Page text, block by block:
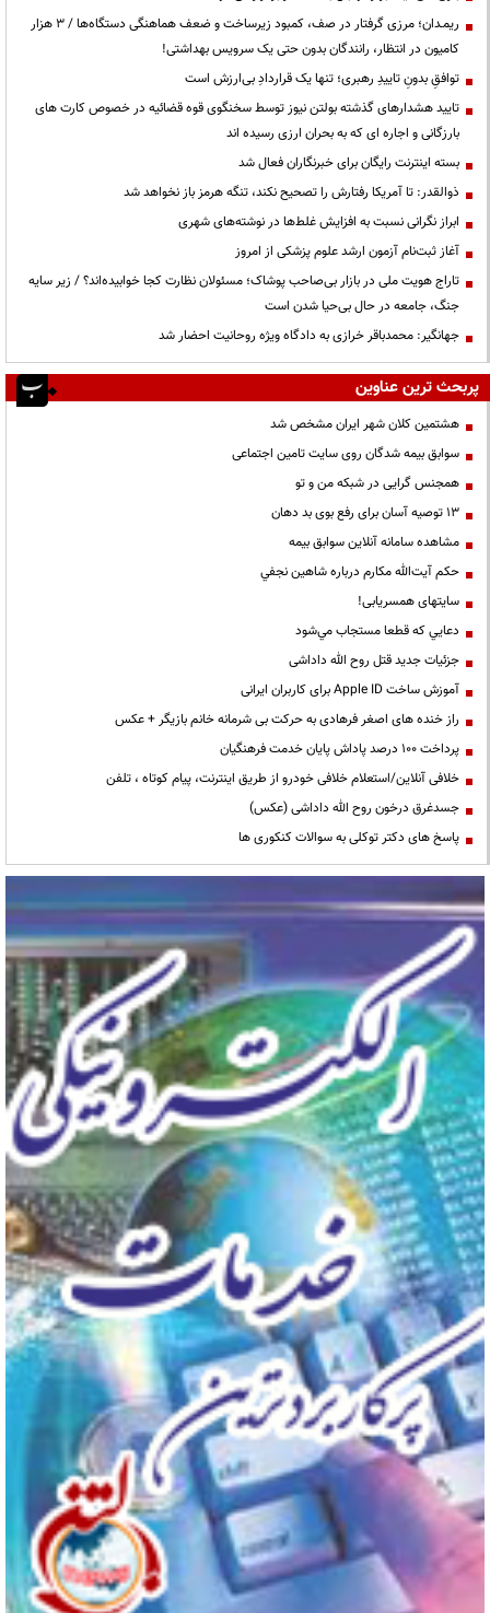
ریمـدان؛ مرزی گرفتار در صف، کمبود زیرساخت و ضعف هماهنگی دستگاه‌ها / ۳ هزار
کامیون در انتظار، رانندگان بدون حتی یک سرویس بهداشتی!
توافقِ بدونِ تاییدِ رهبری؛ تنها یک قراردادِ بی‌ارزش است
تایید هشدارهای گذشته بولتن نیوز توسط سخنگوی قوه قضائیه در خصوص کارت های
بارزگانی و اجاره ای که به بحران ارزی رسیده اند
بسته اینترنت رایگان برای خبرنگاران فعال شد
ذوالقدر: تا آمریکا رفتارش را تصحیح نکند، تنگه هرمز باز نخواهد شد
ابراز نگرانی نسبت به افزایش غلط‌ها در نوشته‌های شهری
آغاز ثبت‌نام آزمون ارشد علوم پزشکی از امروز
تاراج هویت ملی در بازار بی‌صاحب پوشاک؛ مسئولان نظارت کجا خوابیده‌اند؟ / زیر سایه
جنگ، جامعه در حال بی‌حیا شدن است
جهانگیر: محمدباقر خرازی به دادگاه ویژه روحانیت احضار شد
پربحث ترین عناوین
هشتمین کلان شهر ایران مشخص شد
سوابق بیمه شدگان روی سایت تامین اجتماعی
همجنس گرایی در شبکه من و تو
13 توصیه آسان برای رفع بوی بد دهان
مشاهده سامانه آنلاين سوابق بیمه
حكم آيت‌الله مكارم درباره شاهين نجفي
سایتهای همسریابی!
دعايي كه قطعا مستجاب مي‌شود
جزئیات جدید قتل روح الله داداشی
آموزش ساخت Apple ID برای کاربران ایرانی
راز خنده های اصغر فرهادی به حرکت بی شرمانه خانم بازیگر + عکس
پرداخت ۱۰۰ درصد پاداش پایان خدمت فرهنگیان
خلافی آنلاین/استعلام خلافی خودرو از طریق اینترنت، پیام کوتاه ، تلفن
جسدغرق درخون روح الله داداشی (عکس)
پاسخ های دکتر توکلی به سوالات کنکوری ها